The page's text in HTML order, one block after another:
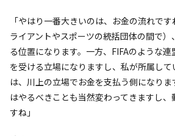
「やはり一番大きいのは、お金の流れで
ライアントやスポーツの統括団体の間で
る位置になります。一方、FIFAのような
を受ける立場になりますし、私が所属し
は、川上の立場でお金を支払う側になり
はやるべきことも当然変わってきますし、
すね」